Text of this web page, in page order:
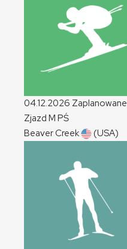
04.12.2026 Zaplanowane
Zjazd M PŚ
Beaver Creek
(USA)